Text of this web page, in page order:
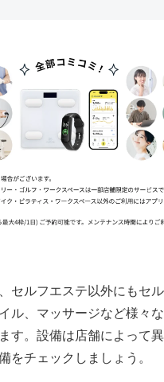
セルフエステ以外にもセ
ル、マッサージなど様々
す。設備は店舗によって異
をチェックしましょう。